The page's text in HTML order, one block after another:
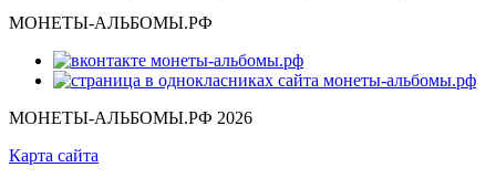
МОНЕТЫ-АЛЬБОМЫ.РФ
МОНЕТЫ-АЛЬБОМЫ.РФ 2026
Карта сайта